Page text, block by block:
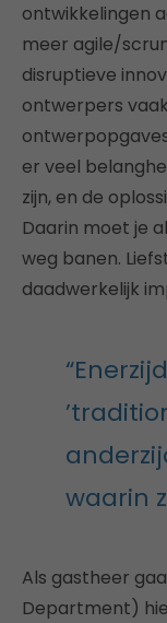
ontwikkelingen
meer agile/
disruptieve
ontwerpers
er veel
zijn, en de
Daarin moet je
weg banen.
daadwerkelijk
waarin
Als gastheer
Department)